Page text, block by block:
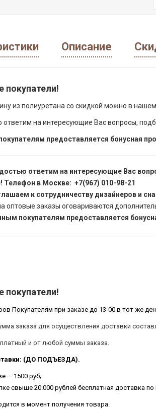
Описание
из полиуретана со скидкой можно в
ответим на интересующие Вас вопросы,
предоставляется бонусная
ответим на интересующие Вас
Телефон в Москве: +7(967) 010-98-21
к сотрудничеству дизайнеров и
оптовые заказы оговариваются
покупателям предоставляется
Покупателям при заказе до 13-00 в тот же
заказа для осуществления доставки
и от любой суммы заказа.
(ДО ПОДЪЕЗДА).
— 1500 руб;
свыше 20.000 рублей бесплатная доставка
в момент получения товара.